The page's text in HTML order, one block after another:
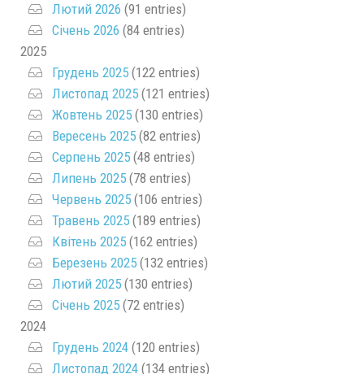
Лютий 2026 (91 entries)
Січень 2026 (84 entries)
2025
Грудень 2025 (122 entries)
Листопад 2025 (121 entries)
Жовтень 2025 (130 entries)
Вересень 2025 (82 entries)
Серпень 2025 (48 entries)
Липень 2025 (78 entries)
Червень 2025 (106 entries)
Травень 2025 (189 entries)
Квітень 2025 (162 entries)
Березень 2025 (132 entries)
Лютий 2025 (130 entries)
Січень 2025 (72 entries)
2024
Грудень 2024 (120 entries)
Листопад 2024 (134 entries)